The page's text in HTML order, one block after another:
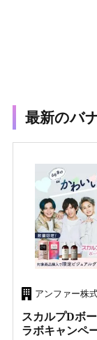
最新のバ
アンファー株
スカルプDボ
ラボキャンペ